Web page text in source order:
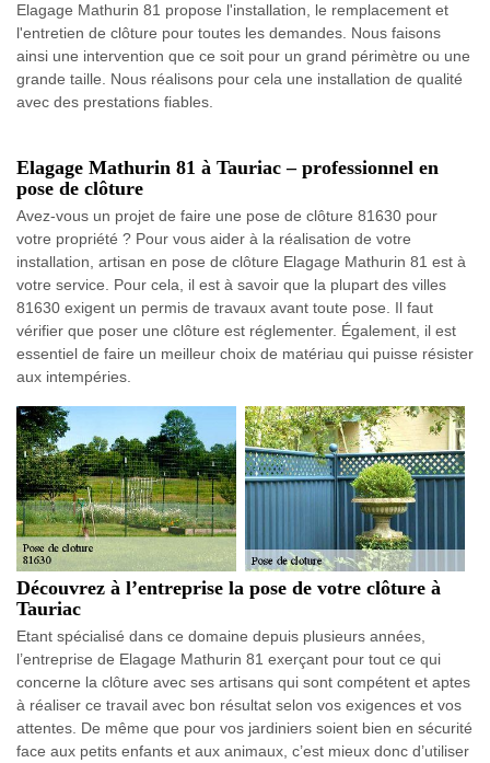
Elagage Mathurin 81 propose l'installation, le remplacement et
l'entretien de clôture pour toutes les demandes. Nous faisons
ainsi une intervention que ce soit pour un grand périmètre ou une
grande taille. Nous réalisons pour cela une installation de qualité
avec des prestations fiables.
Elagage Mathurin 81 à Tauriac – professionnel en
pose de clôture
Avez-vous un projet de faire une pose de clôture 81630 pour
votre propriété ? Pour vous aider à la réalisation de votre
installation, artisan en pose de clôture Elagage Mathurin 81 est à
votre service. Pour cela, il est à savoir que la plupart des villes
81630 exigent un permis de travaux avant toute pose. Il faut
vérifier que poser une clôture est réglementer. Également, il est
essentiel de faire un meilleur choix de matériau qui puisse résister
aux intempéries.
Découvrez à l’entreprise la pose de votre clôture à
Tauriac
Etant spécialisé dans ce domaine depuis plusieurs années,
l’entreprise de Elagage Mathurin 81 exerçant pour tout ce qui
concerne la clôture avec ses artisans qui sont compétent et aptes
à réaliser ce travail avec bon résultat selon vos exigences et vos
attentes. De même que pour vos jardiniers soient bien en sécurité
face aux petits enfants et aux animaux, c’est mieux donc d’utiliser